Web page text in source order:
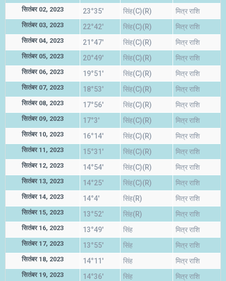
सितंबर 02, 2023 23°35' सिंह(C)(R) मित्र राशि
सितंबर 03, 2023 22°42' सिंह(C)(R) मित्र राशि
सितंबर 04, 2023 21°47' सिंह(C)(R) मित्र राशि
सितंबर 05, 2023 20°49' सिंह(C)(R) मित्र राशि
सितंबर 06, 2023 19°51' सिंह(C)(R) मित्र राशि
सितंबर 07, 2023 18°53' सिंह(C)(R) मित्र राशि
सितंबर 08, 2023 17°56' सिंह(C)(R) मित्र राशि
सितंबर 09, 2023 17°3' सिंह(C)(R) मित्र राशि
सितंबर 10, 2023 16°14' सिंह(C)(R) मित्र राशि
सितंबर 11, 2023 15°31' सिंह(C)(R) मित्र राशि
सितंबर 12, 2023 14°54' सिंह(C)(R) मित्र राशि
सितंबर 13, 2023 14°25' सिंह(C)(R) मित्र राशि
सितंबर 14, 2023 14°4' सिंह(R) मित्र राशि
सितंबर 15, 2023 13°52' सिंह(R) मित्र राशि
सितंबर 16, 2023 13°49' सिंह मित्र राशि
सितंबर 17, 2023 13°55' सिंह मित्र राशि
सितंबर 18, 2023 14°11' सिंह मित्र राशि
सितंबर 19, 2023 14°36' सिंह मित्र राशि